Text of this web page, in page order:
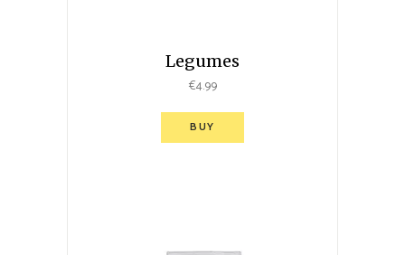
Legumes
€4.99
BUY